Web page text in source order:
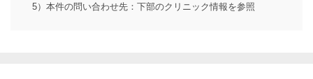
5）本件の問い合わせ先：下部のクリニック情報を参照